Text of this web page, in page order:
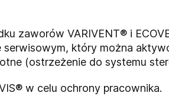
zaworów VARIVENT® i
który można
(ostrzeżenie do systemu
w celu ochrony pracownika.